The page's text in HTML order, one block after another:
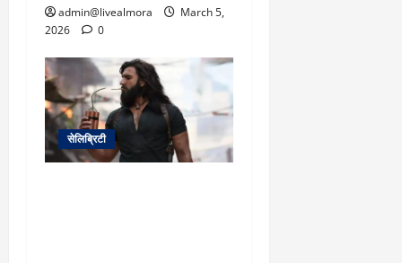
admin@livealmora
March 5,
2026
0
सेलिब्रिटी